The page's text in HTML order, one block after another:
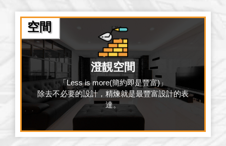
空間
澄靚空間
「Less is more(簡約即是豐富)」
除去不必要的設計，精煉就是最豐富設計的表
達。